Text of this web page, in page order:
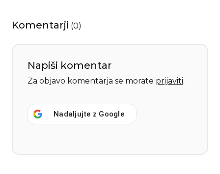
Komentarji (0)
Napiši komentar
Za objavo komentarja se morate prijaviti.
Nadaljujte z Google